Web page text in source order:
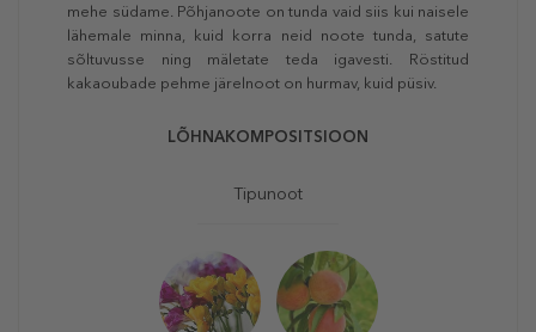
mehe südame. Põhjanoote on tunda vaid siis kui naisele
lähemale minna, kuid korra neid noote tunda, satute
sõltuvusse ning mäletate teda igavesti. Röstitud
kakaoubade pehme järelnoot on hurmav, kuid püsiv.
LÕHNAKOMPOSITSIOON
Tipunoot